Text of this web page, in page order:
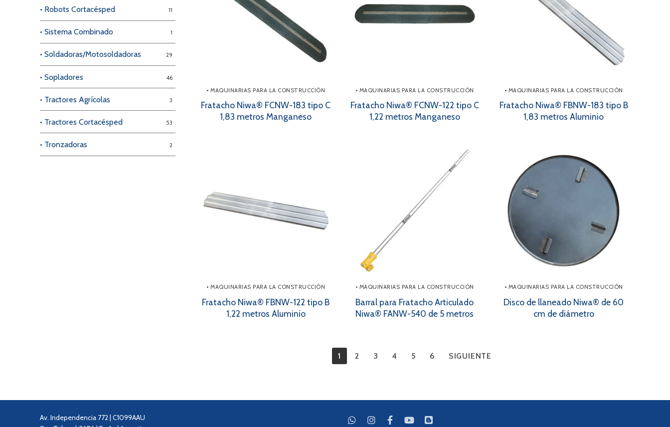
• MAQUINARIAS PARA LA CONSTRUCCIÓN
Fratacho Niwa® FCNW-183 tipo C
1,83 metros Manganeso
• MAQUINARIAS PARA LA CONSTRUCCIÓN
Fratacho Niwa® FCNW-122 tipo C
1,22 metros Manganeso
• MAQUINARIAS PARA LA CONSTRUCCIÓN
Fratacho Niwa® FBNW-183 tipo B
1,83 metros Aluminio
• MAQUINARIAS PARA LA CONSTRUCCIÓN
Fratacho Niwa® FBNW-122 tipo B
1,22 metros Aluminio
• MAQUINARIAS PARA LA CONSTRUCCIÓN
Barral para Fratacho Articulado
Niwa® FANW-540 de 5 metros
• MAQUINARIAS PARA LA CONSTRUCCIÓN
Disco de llaneado Niwa® de 60
cm de diámetro
1 2 3 4 5 6 SIGUIENTE
• Robots Cortacésped 11
• Sistema Combinado 1
• Soldadoras/Motosoldadoras 29
• Sopladores 46
• Tractores Agrícolas 3
• Tractores Cortacésped 53
• Tronzadoras 2
Av. Independencia 772 | C1099AAU